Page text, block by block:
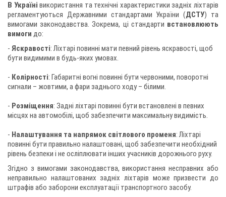
В Україні використання та технічні характеристики задніх ліхтарів
регламентуються Державними стандартами України (ДСТУ) та
вимогами законодавства. Зокрема, ці стандарти встановлюють
вимоги до:
- Яскравості: Ліхтарі повинні мати певний рівень яскравості, щоб
бути видимими в будь-яких умовах.
- Колірності: Габаритні вогні повинні бути червоними, поворотні
сигнали – жовтими, а фари заднього ходу – білими.
- Розміщення: Задні ліхтарі повинні бути встановлені в певних
місцях на автомобілі, щоб забезпечити максимальну видимість.
- Налаштування та напрямок світлового променя: Ліхтарі
повинні бути правильно налаштовані, щоб забезпечити необхідний
рівень безпеки і не осліплювати інших учасників дорожнього руху.
Згідно з вимогами законодавства, використання несправних або
неправильно налаштованих задніх ліхтарів може призвести до
штрафів або заборони експлуатації транспортного засобу.